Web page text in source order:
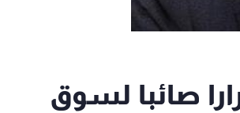
صائبا لسوق